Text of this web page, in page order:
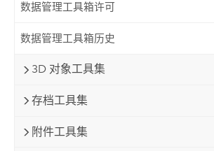
数据管理工具箱许可
数据管理工具箱历史
3D 对象工具集
存档工具集
附件工具集